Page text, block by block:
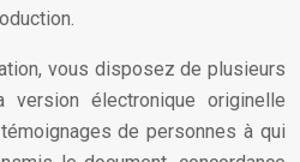
vous disposez de plusieurs
électronique originelle
de personnes à qui